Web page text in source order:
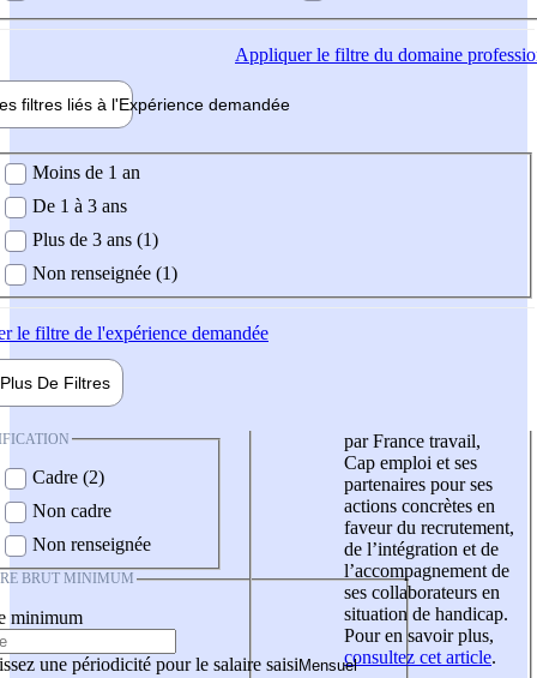
Appliquerle filtre du domaine
filtres liés à l'Expérience demandée
demandée
Moins de 1 an
De 1 à 3 ans
Plus de 3 ans (1)
Non renseignée (1)
le filtre de l'expérience demandée
Plus De Filtres
Cadre (2)
Non cadre
Non renseignée
BRUT MINIMUM
minimum
une périodicité pour le salaire saisi
par France travail,
Cap emploi et ses
partenaires pour ses
actions concrètes en
faveur du recrutement,
de l’intégration et de
l’accompagnement de
ses collaborateurs en
situation de handicap.
Pour en savoir plus,
consultez cet article.